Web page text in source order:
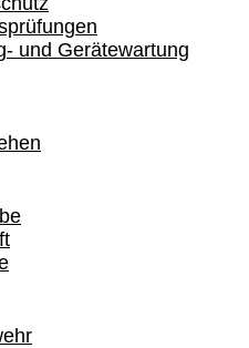
und Gerätewartung